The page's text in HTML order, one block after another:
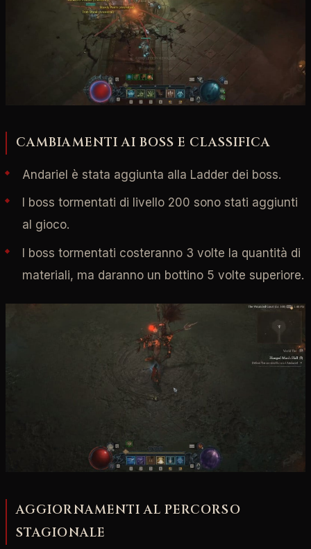
CAMBIAMENTI AI BOSS E CLASSIFICA
Andariel è stata aggiunta alla Ladder dei boss.
I boss tormentati di livello 200 sono stati aggiunti
al gioco.
I boss tormentati costeranno 3 volte la quantità di
materiali, ma daranno un bottino 5 volte superiore.
AGGIORNAMENTI AL PERCORSO
STAGIONALE